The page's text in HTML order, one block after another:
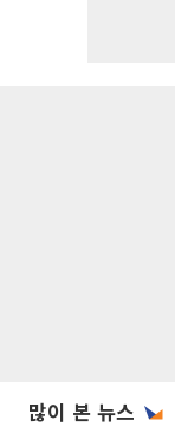
많이 본 뉴스